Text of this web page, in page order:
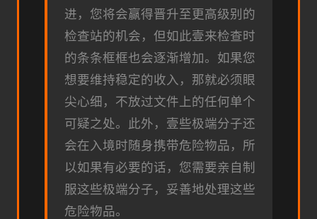
进，您将会赢得晋升至更高级别的
检查站的机会，但如此壹来检查时
的条条框框也会逐渐增加。如果您
想要维持稳定的收入，那就必须眼
尖心细，不放过文件上的任何单个
可疑之处。此外，壹些极端分子还
会在入境时随身携带危险物品，所
以如果有必要的话，您需要亲自制
服这些极端分子，妥善地处理这些
危险物品。